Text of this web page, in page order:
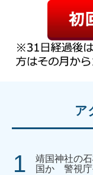
ア
靖国神社の
国か 警視庁